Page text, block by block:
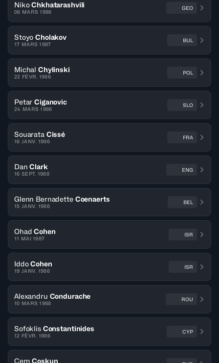
Niko Chkhatarashvili
06 MARS 1986
GEO
Stoyo Cholakov
17 MARS 1987
BUL
Michal Chylinski
22 FÉVR. 1986
POL
Petar Ciganovic
24 MARS 1986
SLO
Souarata Cissé
16 JANV. 1986
FRA
Dan Clark
16 SEPT. 1988
ENG
Glenn Bernadette Coenaerts
15 JANV. 1986
BEL
Ohad Cohen
11 MAI 1987
ISR
Iddo Cohen
19 JANV. 1986
ISR
Alexandru Condurache
10 MARS 1988
ROU
Sofoklis Constantinides
12 FÉVR. 1986
CYP
Cem Coskun